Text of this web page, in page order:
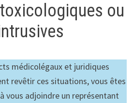
ou
médicolégaux et juridiques
revêtir ces situations, vous êtes
vous adjoindre un représentant